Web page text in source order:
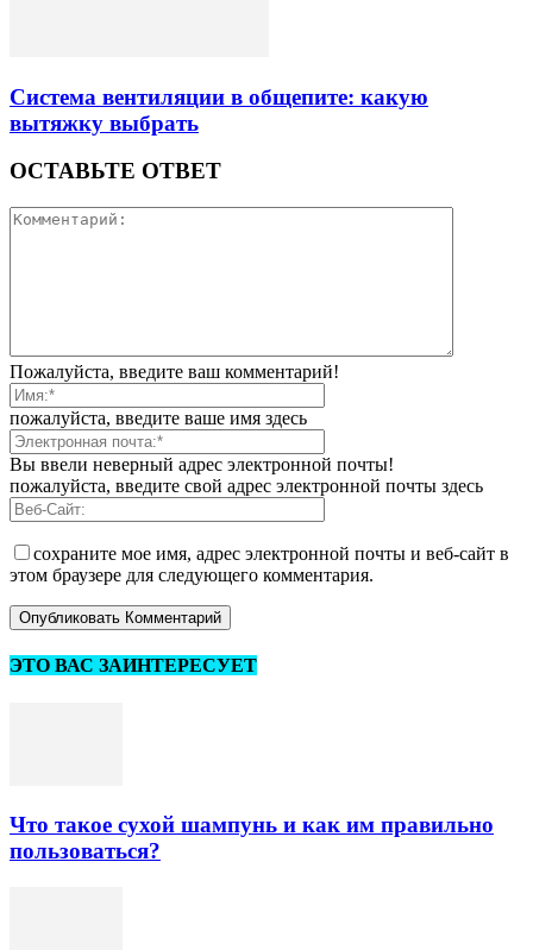
Система вентиляции в общепите: какую
вытяжку выбрать
ОСТАВЬТЕ ОТВЕТ
Пожалуйста, введите ваш комментарий!
пожалуйста, введите ваше имя здесь
Вы ввели неверный адрес электронной почты!
пожалуйста, введите свой адрес электронной почты здесь
сохраните мое имя, адрес электронной почты и веб-сайт в
этом браузере для следующего комментария.
ЭТО ВАС ЗАИНТЕРЕСУЕТ
Что такое сухой шампунь и как им правильно
пользоваться?